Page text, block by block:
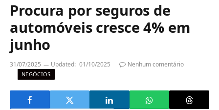
Procura por seguros de
automóveis cresce 4% em
junho
31/07/2025 Updated: 01/10/2025 Nenhum comentário
NEGÓCIOS